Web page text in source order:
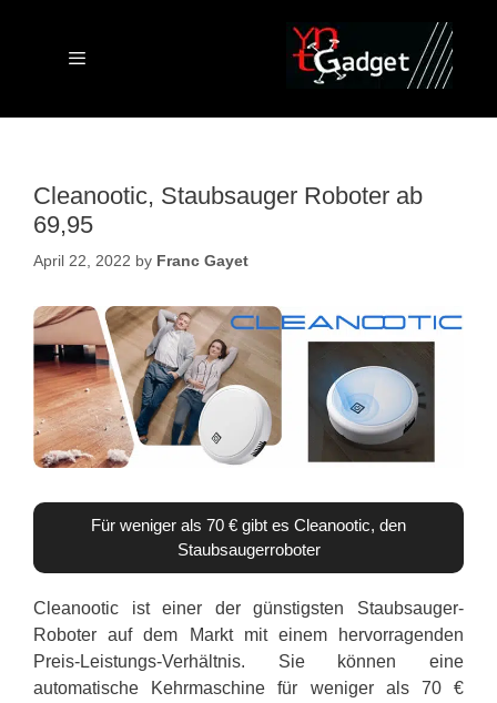
Menu
Cleanootic, Staubsauger Roboter ab
69,95
April 22, 2022 by Franc Gayet
Für weniger als 70 € gibt es Cleanootic, den
Staubsaugerroboter
Cleanootic ist einer der günstigsten Staubsauger-
Roboter auf dem Markt mit einem hervorragenden
Preis-Leistungs-Verhältnis. Sie können eine
automatische Kehrmaschine für weniger als 70 €